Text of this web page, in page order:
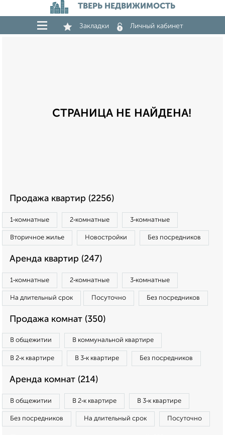
ТВЕРЬ НЕДВИЖИМОСТЬ
Закладки Личный кабинет
СТРАНИЦА НЕ НАЙДЕНА!
Продажа квартир (2256)
1‑комнатные 2‑комнатные 3‑комнатные
Вторичное жилье Новостройки Без посредников
Аренда квартир (247)
1‑комнатные 2‑комнатные 3‑комнатные
На длительный срок Посуточно Без посредников
Продажа комнат (350)
В общежитии В коммунальной квартире
В 2‑к квартире В 3‑к квартире Без посредников
Аренда комнат (214)
В общежитии В 2‑к квартире В 3‑к квартире
Без посредников На длительный срок Посуточно